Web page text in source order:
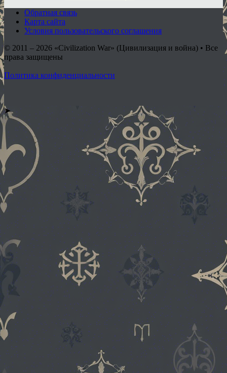
Обратная связь
Карта сайта
Условия пользовательского соглашения
© 2011 – 2026 «Civilization War» (Цивилизация и война) • Все
права защищены
Политика конфиденциальности
➤